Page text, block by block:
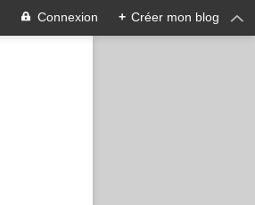
Connexion + Créer mon blog